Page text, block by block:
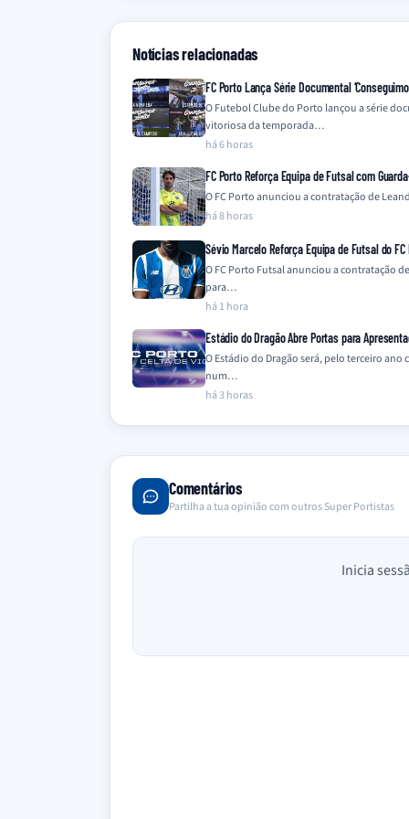
Notícias relacionadas
FC Porto Lança Série Documental
O Futebol Clube do Porto lançou a série
vitoriosa da temporada…
há 6 horas
FC Porto Reforça Equipa de Futsal com
O FC Porto anunciou a contratação de
há 8 horas
Sévio Marcelo Reforça Equipa de Futsal do FC
O FC Porto Futsal anunciou a contratação
para…
há 1 hora
Estádio do Dragão Abre Portas para
O Estádio do Dragão será, pelo terceiro
num…
há 3 horas
Comentários
Partilha a tua opinião com outros Super Portistas
Inicia